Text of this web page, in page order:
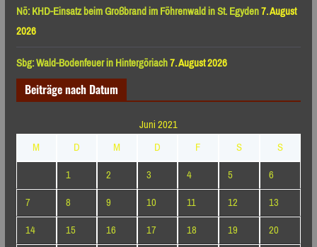
Nö: KHD-Einsatz beim Großbrand im Föhrenwald in St. Egyden7. August
2026
Sbg: Wald-Bodenfeuer in Hintergöriach7. August 2026
Beiträge nach Datum
Juni 2021
M
D M D F S
S
1
2 3 4 5
6
7
8 9 10 11 12
13
14
15 16 17 18 19 20